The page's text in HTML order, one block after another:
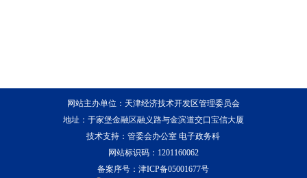
网站主办单位：天津经济技术开发区管理委员会
地址：于家堡金融区融义路与金滨道交口宝信大厦
技术支持：管委会办公室 电子政务科
网站标识码：1201160062
备案序号：津ICP备05001677号